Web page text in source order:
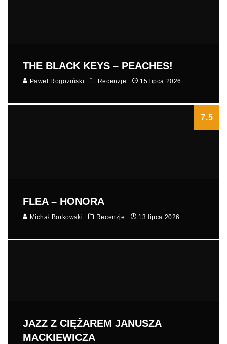
THE BLACK KEYS – PEACHES!
Paweł Rogoziński Recenzje 15 lipca 2026
7.5
FLEA – HONORA
Michał Borkowski Recenzje 13 lipca 2026
JAZZ Z CIĘŻAREM JANUSZA
MACKIEWICZA